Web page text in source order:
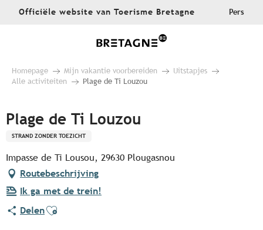
AllerOfficiële website van Toerisme Bretagne Pers
Homepage Mijn vakantie voorbereiden
Uitstapjes
Alle activiteiten
Plage de Ti Louzou
Plage de Ti Louzou
STRAND ZONDER TOEZICHT
Impasse de Ti Lousou, 29630 Plougasnou
Routebeschrijving
Ik ga met de trein!
DelenAjouter aux favoris